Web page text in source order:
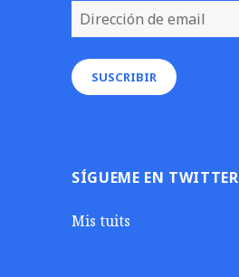
Dirección
de
email
SUSCRIBIR
SÍGUEME EN TWITTER
Mis tuits